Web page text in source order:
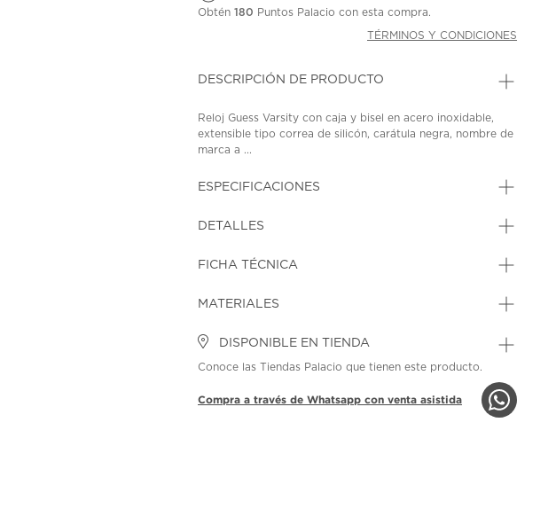
Obtén180 Puntos Palacio con esta compra.
TÉRMINOS Y CONDICIONES
DESCRIPCIÓN DE PRODUCTO
Reloj Guess Varsity con caja y bisel en acero inoxidable,
extensible tipo correa de silicón, carátula negra, nombre de
marca a ...
ESPECIFICACIONES
DETALLES
FICHA TÉCNICA
MATERIALES
DISPONIBLE EN TIENDA
Conoce las Tiendas Palacio que tienen este producto.
Compra a través de Whatsapp con venta asistida